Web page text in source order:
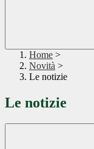
Home >
Novità >
Le notizie
Le notizie